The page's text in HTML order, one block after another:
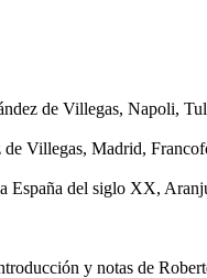
de Villegas, Napoli,
Villegas, Madrid,
España del siglo XX,
y notas de